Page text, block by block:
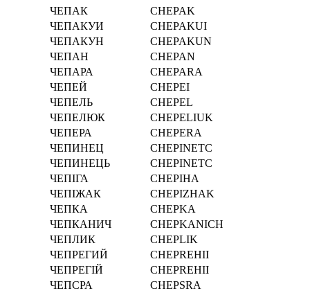
ЧЕПАК
CHEPAK
ЧЕПАКУИ
CHEPAKUI
ЧЕПАКУН
CHEPAKUN
ЧЕПАН
CHEPAN
ЧЕПАРА
CHEPARA
ЧЕПЕЙ
CHEPEI
ЧЕПЕЛЬ
CHEPEL
ЧЕПЕЛЮК
CHEPELIUK
ЧЕПЕРА
CHEPERA
ЧЕПИНЕЦ
CHEPINETC
ЧЕПИНЕЦЬ
CHEPINETC
ЧЕПІГА
CHEPІHA
ЧЕПІЖАК
CHEPІZHAK
ЧЕПКА
CHEPKA
ЧЕПКАНИЧ
CHEPKANICH
ЧЕПЛИК
CHEPLIK
ЧЕПРЕГИЙ
CHEPREHII
ЧЕПРЕГІЙ
CHEPREHІI
ЧЕПСРА
CHEPSRA